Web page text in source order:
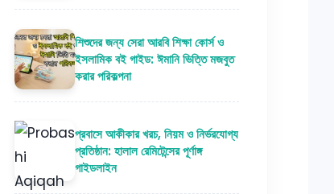
শিশুদের জন্য সেরা আরবি শিক্ষা কোর্স ও
ইসলামিক বই গাইড: ঈমানি ভিত্তি মজবুত
করার পরিকল্পনা
প্রবাসে আকীকার খরচ, নিয়ম ও নির্ভরযোগ্য
প্রতিষ্ঠান: হালাল রেমিটেন্সের পূর্ণাঙ্গ
গাইডলাইন